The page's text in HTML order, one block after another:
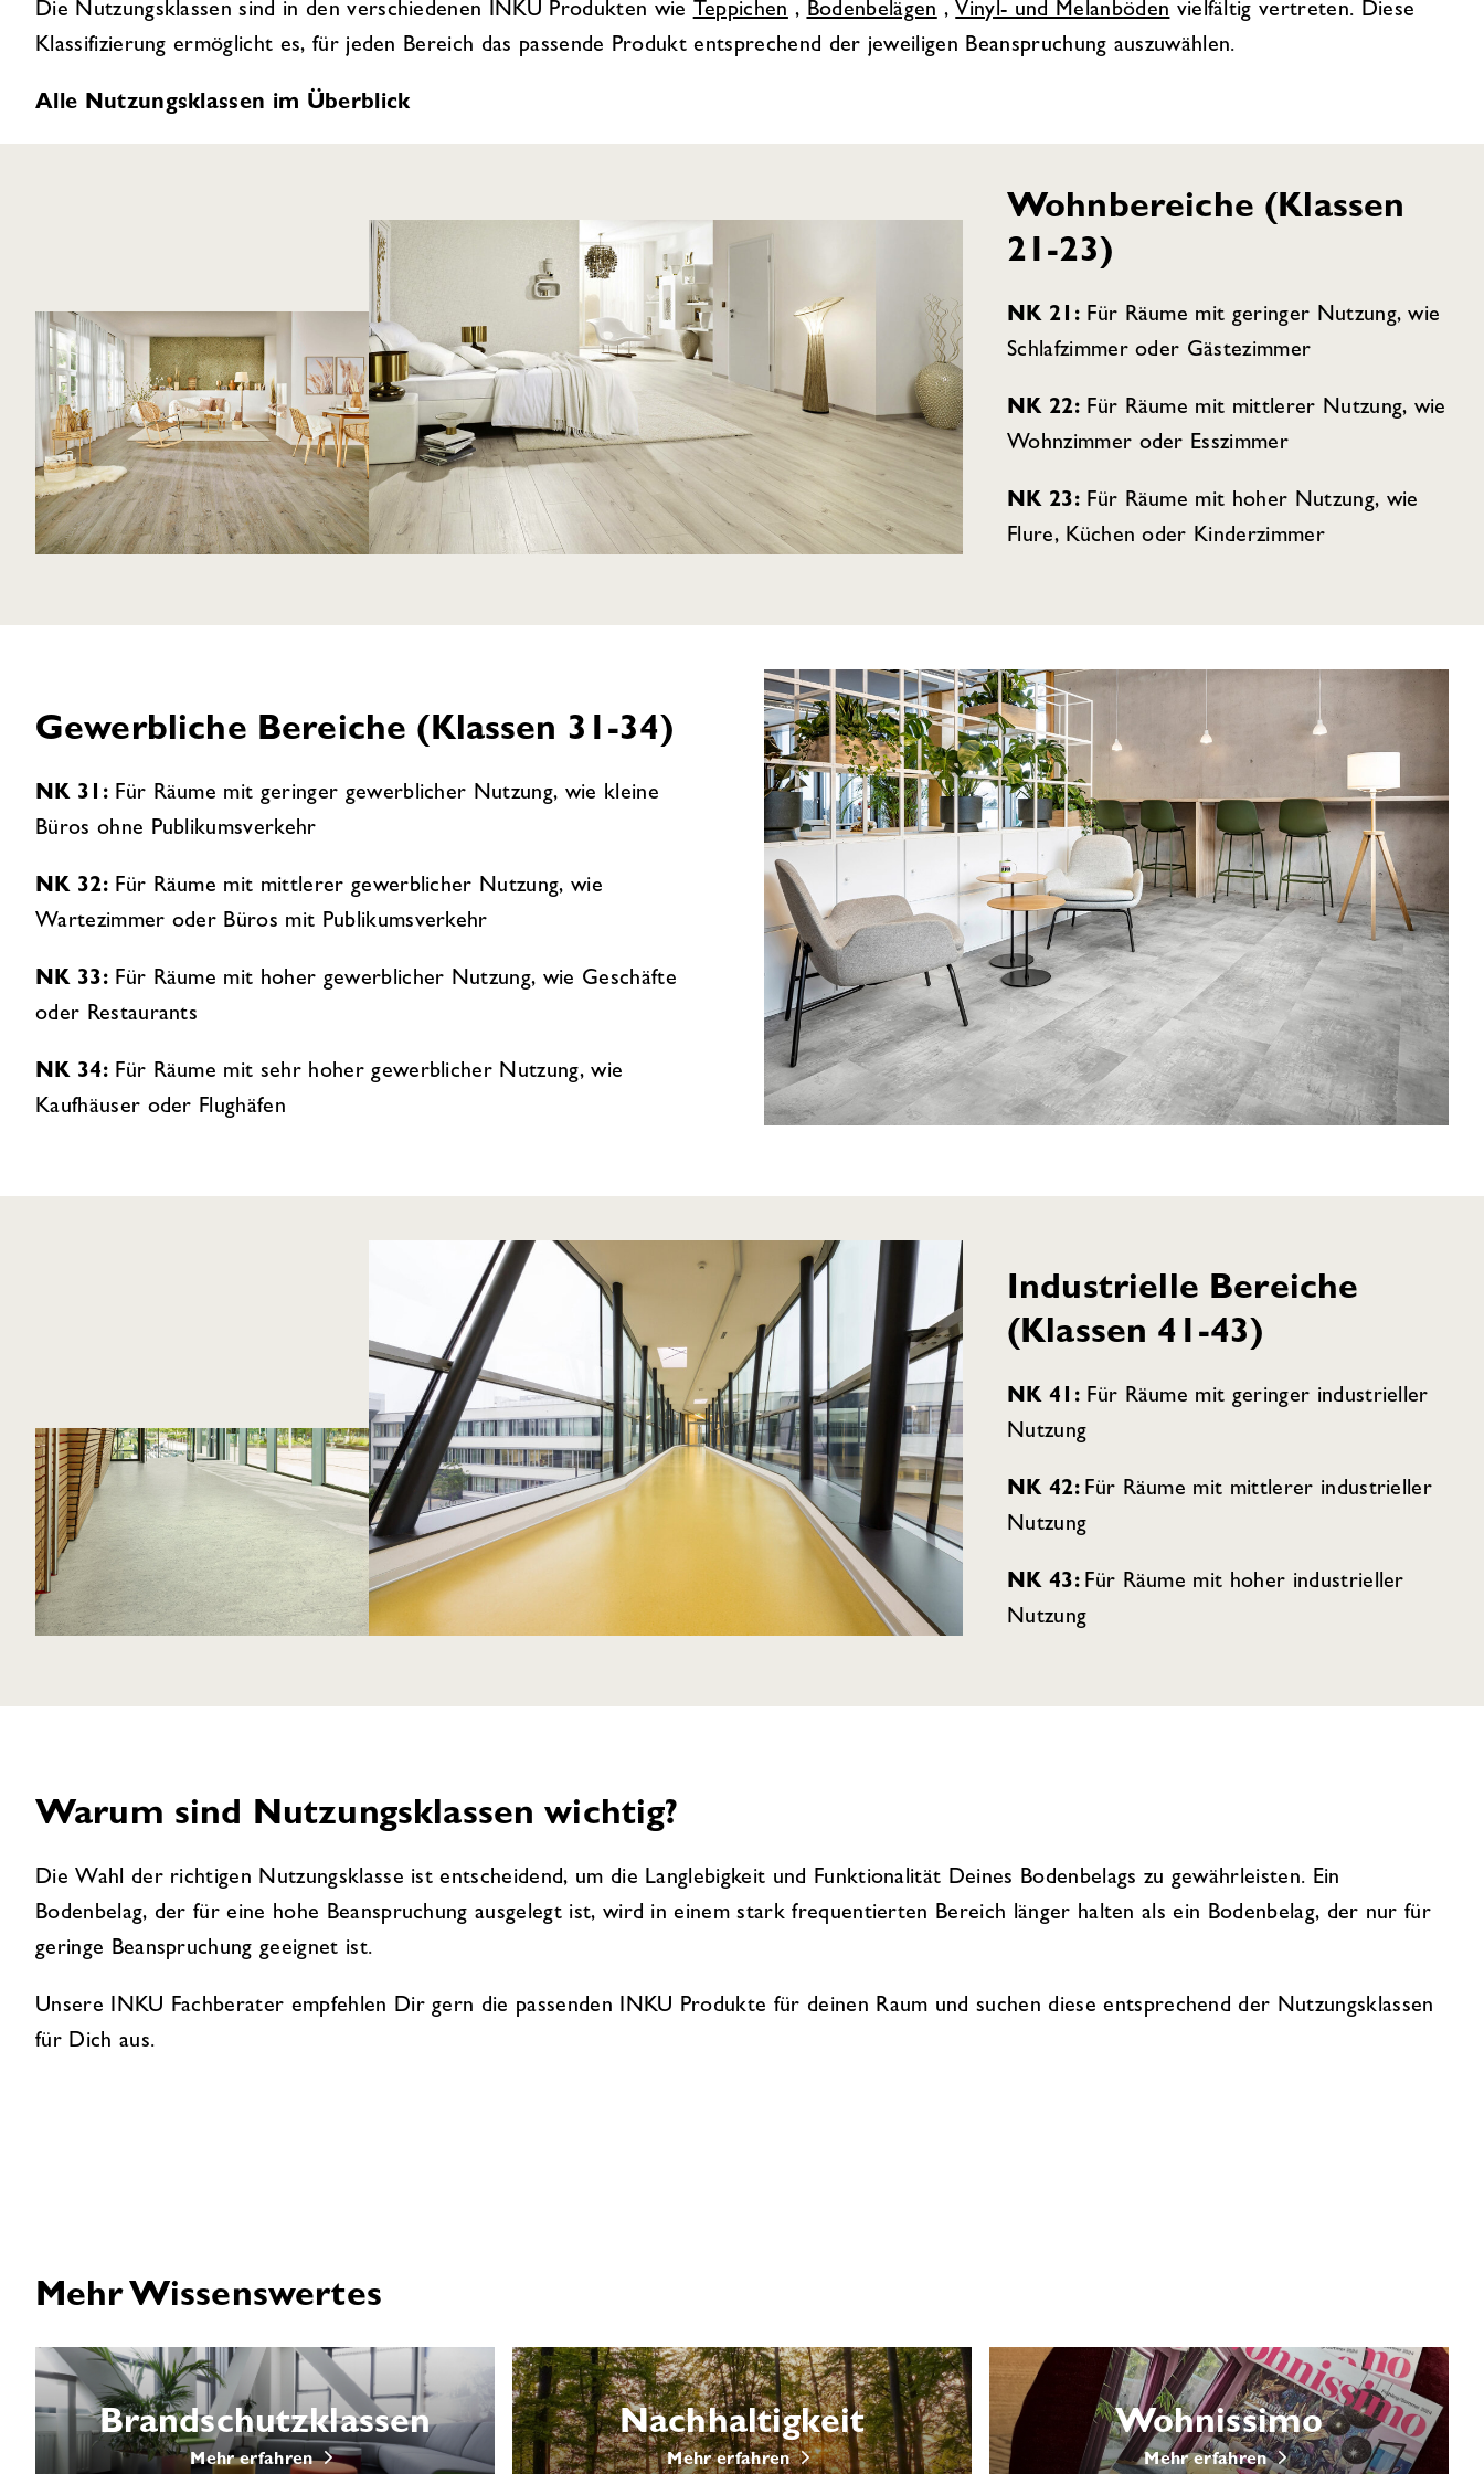
Die Nutzungsklassen sind in den verschiedenen INKU Produkten wie Teppichen , Bodenbelägen , Vinyl- und Melanböden vielfältig vertreten. Diese
Klassifizierung ermöglicht es, für jeden Bereich das passende Produkt entsprechend der jeweiligen Beanspruchung auszuwählen.
Alle Nutzungsklassen im Überblick
Wohnbereiche (Klassen
21-23)
NK 21:Für Räume mit geringer Nutzung, wie
Schlafzimmer oder Gästezimmer
NK 22:Für Räume mit mittlerer Nutzung, wie
Wohnzimmer oder Esszimmer
NK 23:Für Räume mit hoher Nutzung, wie
Flure, Küchen oder Kinderzimmer
Gewerbliche Bereiche (Klassen 31-34)
NK 31:Für Räume mit geringer gewerblicher Nutzung, wie kleine
Büros ohne Publikumsverkehr
NK 32:Für Räume mit mittlerer gewerblicher Nutzung, wie
Wartezimmer oder Büros mit Publikumsverkehr
NK 33:Für Räume mit hoher gewerblicher Nutzung, wie Geschäfte
oder Restaurants
NK 34:Für Räume mit sehr hoher gewerblicher Nutzung, wie
Kaufhäuser oder Flughäfen
Industrielle Bereiche
(Klassen 41-43)
NK 41:Für Räume mit geringer industrieller
Nutzung
NK 42: Für Räume mit mittlerer industrieller
Nutzung
NK 43: Für Räume mit hoher industrieller
Nutzung
Warum sind Nutzungsklassen wichtig?
Die Wahl der richtigen Nutzungsklasse ist entscheidend, um die Langlebigkeit und Funktionalität Deines Bodenbelags zu gewährleisten. Ein
Bodenbelag, der für eine hohe Beanspruchung ausgelegt ist, wird in einem stark frequentierten Bereich länger halten als ein Bodenbelag, der nur für
geringe Beanspruchung geeignet ist.
Unsere INKU Fachberater empfehlen Dir gern die passenden INKU Produkte für deinen Raum und suchen diese entsprechend der Nutzungsklassen
für Dich aus.
Mehr Wissenswertes
Brandschutzklassen
Mehr erfahren
Nachhaltigkeit
Mehr erfahren
Wohnissimo
Mehr erfahren